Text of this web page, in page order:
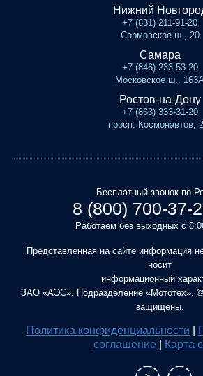
Нижний
+7 (831) 211-91-20
Сормовское ш., 20
Самара
+7 (846) 233-53-20
Московское ш.,
Ростов-на-Дону
+7 (863) 333-31-20
просп. Космонавтов,
Бесплатный звонок по
8 (800) 700-37-
Работаем без выходных с
Представленная на сайте информация
носит
информационный
ЗАО «АЭС». Подразделение «Мототех».
защищены.
Политика конфиденциальности
соглашение
Карта